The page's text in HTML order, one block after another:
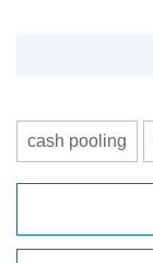
cash pooling